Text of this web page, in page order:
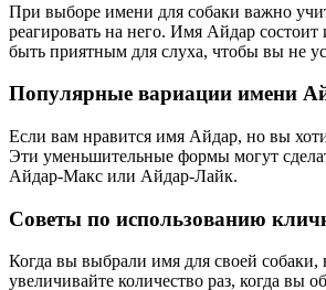
При выборе имени для собаки важно
реагировать на него. Имя Айдар
быть приятным для слуха, чтобы вы не
Популярные вариации имени
Если вам нравится имя Айдар, но вы
Эти уменьшительные формы могут
Айдар-Макс или Айдар-Лайк.
Советы по использованию
Когда вы выбрали имя для своей собаки,
увеличивайте количество раз, когда вы